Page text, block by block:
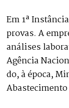
Em 1ª
provas. A
análises
Agência
do, à época,
Abastecimento